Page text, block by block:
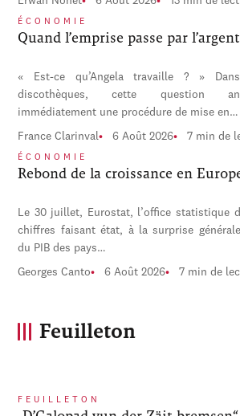
ÉCONOMIE
Quand l’emprise passe par l’argent
« Est-ce qu’Angela travaille ? »
discothèques, cette question
immédiatement une procédure de mise en…
France Clarinval 6 Août 2026 7 min de
ÉCONOMIE
Rebond de la croissance en
Le 30 juillet, Eurostat, l’office statistique
chiffres faisant état, à la surprise
du PIB des pays…
Georges Canto 6 Août 2026 7 min de
Feuilleton
FEUILLETON